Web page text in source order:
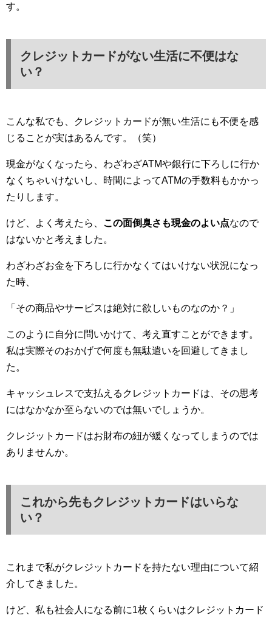
す。
クレジットカードがない生活に不便はな
い？
こんな私でも、クレジットカードが無い生活にも不便を感
じることが実はあるんです。（笑）
現金がなくなったら、わざわざATMや銀行に下ろしに行か
なくちゃいけないし、時間によってATMの手数料もかかっ
たりします。
けど、よく考えたら、 この面倒臭さも現金のよい点なので
はないかと考えました。
わざわざお金を下ろしに行かなくてはいけない状況になっ
た時、
「その商品やサービスは絶対に欲しいものなのか？」
このように自分に問いかけて、考え直すことができます。
私は実際そのおかげで何度も無駄遣いを回避してきまし
た。
キャッシュレスで支払えるクレジットカードは、その思考
にはなかなか至らないのでは無いでしょうか。
クレジットカードはお財布の紐が緩くなってしまうのでは
ありませんか。
これから先もクレジットカードはいらな
い？
これまで私がクレジットカードを持たない理由について紹
介してきました。
けど、私も社会人になる前に1枚くらいはクレジットカード